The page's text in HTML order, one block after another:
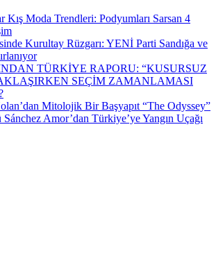
Kış Moda Trendleri: Podyumları Sarsan 4
Kurultay Rüzgarı: YENİ Parti Sandığa ve
TÜRKİYE RAPORU: “KUSURSUZ
SEÇİM ZAMANLAMASI
Mitolojik Bir Başyapıt “The Odyssey”
Amor’dan Türkiye’ye Yangın Uçağı